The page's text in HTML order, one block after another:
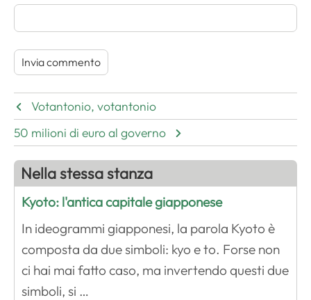
Votantonio, votantonio
50 milioni di euro al governo
Nella stessa stanza
Kyoto: l'antica capitale giapponese
In ideogrammi giapponesi, la parola Kyoto è
composta da due simboli: kyo e to. Forse non
ci hai mai fatto caso, ma invertendo questi due
simboli, si …